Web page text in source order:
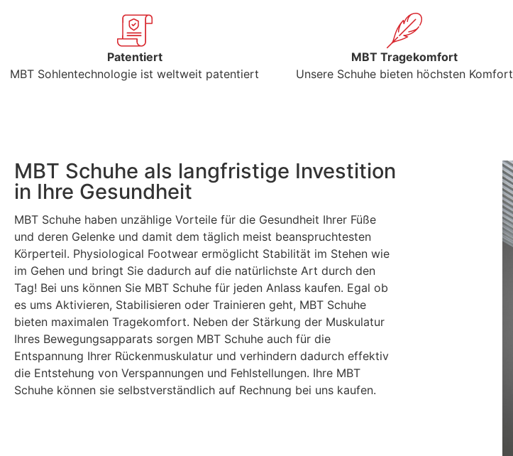
Patentiert
MBT Sohlentechnologie ist weltweit patentiert
MBT Tragekomfort
Unsere Schuhe bieten höchsten Komfort
MBT Schuhe als langfristige Investition
in Ihre Gesundheit
MBT Schuhe haben unzählige Vorteile für die Gesundheit Ihrer Füße
und deren Gelenke und damit dem täglich meist beanspruchtesten
Körperteil. Physiological Footwear ermöglicht Stabilität im Stehen wie
im Gehen und bringt Sie dadurch auf die natürlichste Art durch den
Tag! Bei uns können Sie MBT Schuhe für jeden Anlass kaufen. Egal ob
es ums Aktivieren, Stabilisieren oder Trainieren geht, MBT Schuhe
bieten maximalen Tragekomfort. Neben der Stärkung der Muskulatur
Ihres Bewegungsapparats sorgen MBT Schuhe auch für die
Entspannung Ihrer Rückenmuskulatur und verhindern dadurch effektiv
die Entstehung von Verspannungen und Fehlstellungen. Ihre MBT
Schuhe können sie selbstverständlich auf Rechnung bei uns kaufen.